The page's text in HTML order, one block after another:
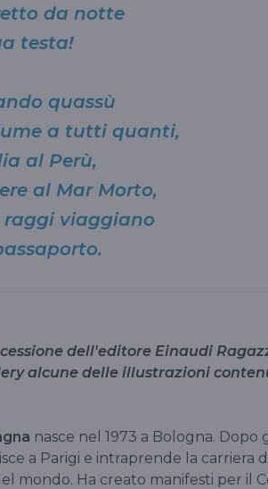
da notte
testa!
quassù
a tutti quanti,
al Perù,
al Mar Morto,
raggi viaggiano
dell'editore Einaudi
alcune delle illustrazioni
nasce nel 1973 a Bologna. Dopo
a Parigi e intraprende la carriera
mondo. Ha creato manifesti per il